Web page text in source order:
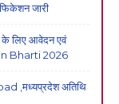
जारी
के लिए आवेदन एवं
Bharti 2026
,मध्यप्रदेश अतिथि